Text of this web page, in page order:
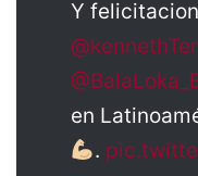
Y
en
.